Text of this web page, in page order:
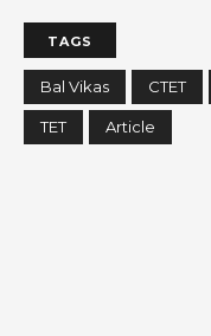
TAGS
Bal Vikas CTET
TET Article